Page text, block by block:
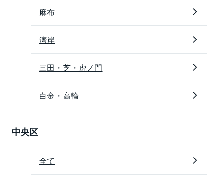
麻布
湾岸
三田・芝・虎ノ門
白金・高輪
中央区
全て